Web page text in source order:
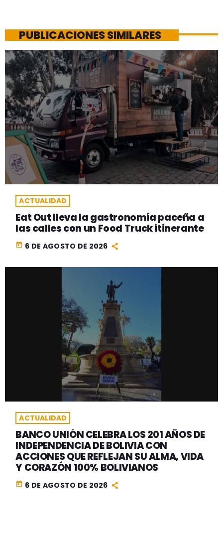
PUBLICACIONES SIMILARES
ACTUALIDAD
Eat Out lleva la gastronomía paceña a
las calles con un Food Truck itinerante
today 6 DE AGOSTO DE 2026
ACTUALIDAD
BANCO UNIÓN CELEBRA LOS 201 AÑOS DE
INDEPENDENCIA DE BOLIVIA CON
ACCIONES QUE REFLEJAN SU ALMA, VIDA
Y CORAZÓN 100% BOLIVIANOS
today 6 DE AGOSTO DE 2026